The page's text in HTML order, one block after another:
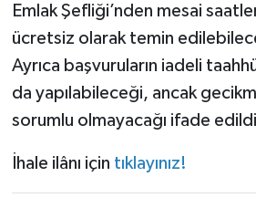
Emlak Şefliği’nden mesai
ücretsiz olarak temin
Ayrıca başvuruların iadeli
da yapılabileceği, ancak
sorumlu olmayacağı ifade
İhale ilânı için tıklayınız!